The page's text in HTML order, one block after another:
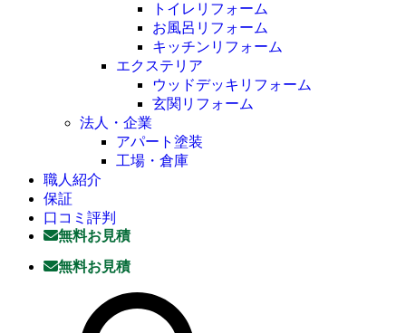
トイレリフォーム
お風呂リフォーム
キッチンリフォーム
エクステリア
ウッドデッキリフォーム
玄関リフォーム
法人・企業
アパート塗装
工場・倉庫
職人紹介
保証
口コミ評判
無料お見積
無料お見積